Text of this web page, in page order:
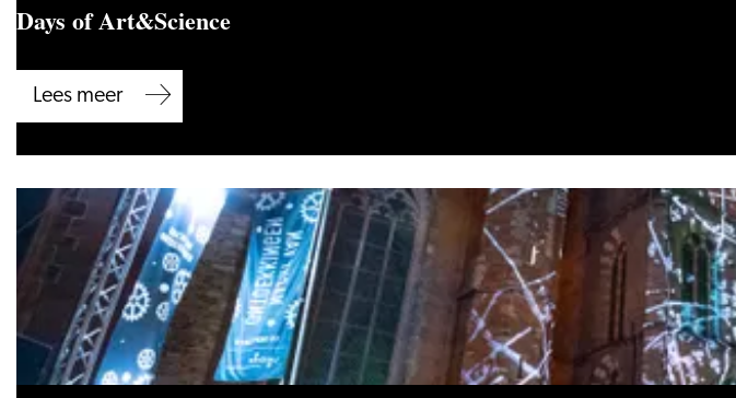
Days of Art&Science
Days
of
Art&Science
Lees meer